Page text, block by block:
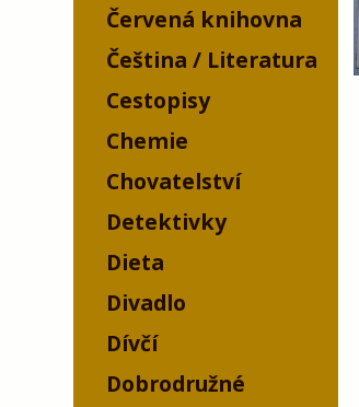
Červená knihovna
Čeština / Literatura
Cestopisy
Chemie
Chovatelství
Detektivky
Dieta
Divadlo
Dívčí
Dobrodružné